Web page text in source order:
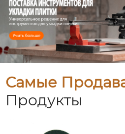
Самые
Продукты